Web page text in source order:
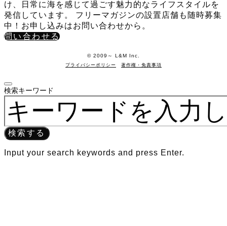
け、日常に海を感じて過ごす魅力的なライフスタイルを
発信しています。 フリーマガジンの設置店舗も随時募集
中！お申し込みはお問い合わせから。
問い合わせる
©️ 2009～ L&M Inc.
プライバシーポリシー 著作権・免責事項
検索キーワード
検索する
Input your search keywords and press Enter.